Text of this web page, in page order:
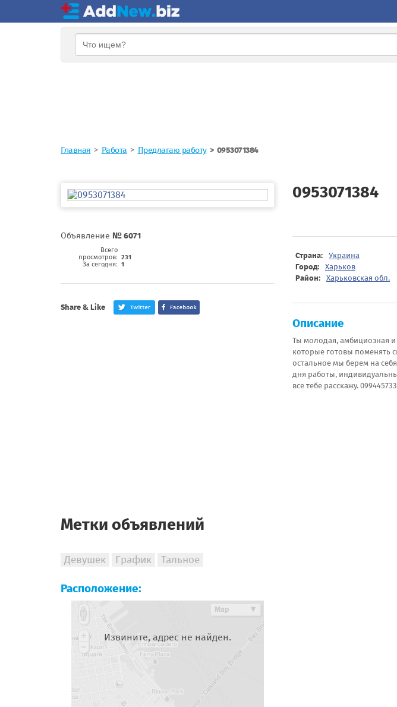
Главная Работа Предлагаю работу 0953071384
Объявление № 6071
Всего
просмотров: 231
За сегодня: 1
Share & Like
Метки объявлений
Девушек График Тальное
Расположение:
Извините, адрес не найден.
0953071384
Страна: Украина
Город:
Харьков
Район:
Харьковская обл.
Описание
Ты молодая, амбициозная
которые готовы поменять
остальное мы берем на
дня работы,
все тебе расскажу.